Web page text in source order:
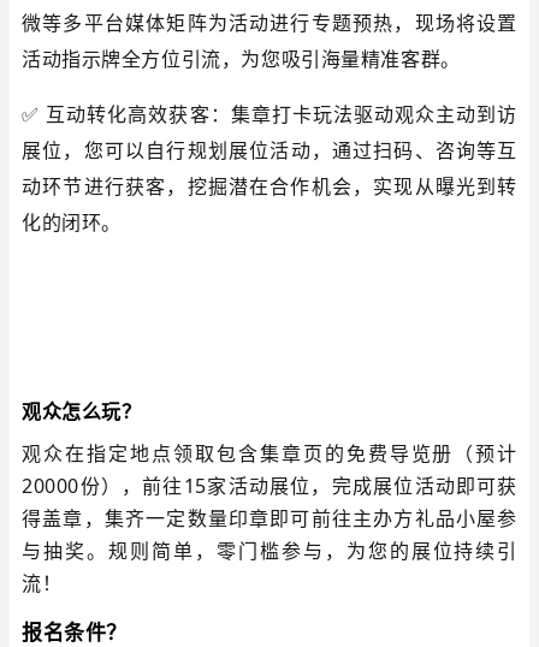
微等多平台媒体矩阵为活动进行专题预热，现场将设置
活动指示牌全方位引流，为您吸引海量精准客群。
✅ 互动转化高效获客：集章打卡玩法驱动观众主动到访
展位，您可以自行规划展位活动，通过扫码、咨询等互
动环节进行获客，挖掘潜在合作机会，实现从曝光到转
化的闭环。
观众怎么玩？
观众在指定地点领取包含集章页的免费导览册（预计
20000份），前往15家活动展位，完成展位活动即可获
得盖章，集齐一定数量印章即可前往主办方礼品小屋参
与抽奖。规则简单，零门槛参与，为您的展位持续引
流！
报名条件？